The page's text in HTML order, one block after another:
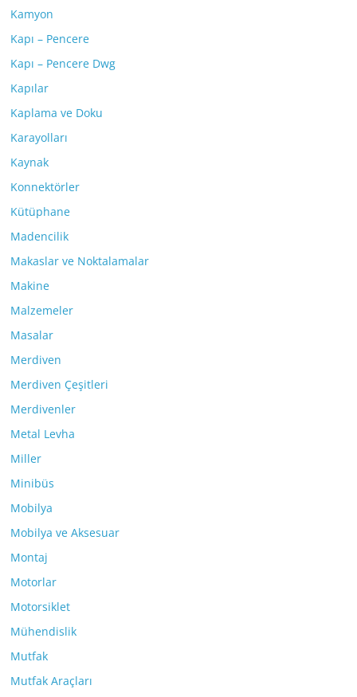
Kamyon
Kapı – Pencere
Kapı – Pencere Dwg
Kapılar
Kaplama ve Doku
Karayolları
Kaynak
Konnektörler
Kütüphane
Madencilik
Makaslar ve Noktalamalar
Makine
Malzemeler
Masalar
Merdiven
Merdiven Çeşitleri
Merdivenler
Metal Levha
Miller
Minibüs
Mobilya
Mobilya ve Aksesuar
Montaj
Motorlar
Motorsiklet
Mühendislik
Mutfak
Mutfak Araçları